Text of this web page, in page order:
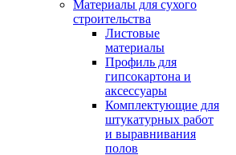
Материалы для сухого
строительства
Листовые
материалы
Профиль для
гипсокартона и
аксессуары
Комплектующие для
штукатурных работ
и выравнивания
полов